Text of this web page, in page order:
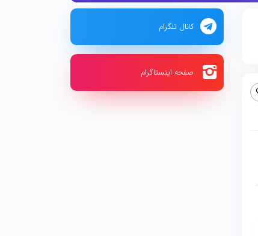
کانال تلگرام
صفحه اینستاگرام